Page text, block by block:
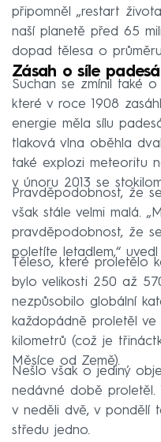
připomněl „restart
naší planetě před 65
dopad tělesa o
Zásah o síle
Suchan se zmínil také
které v roce 1908
energie měla sílu
tlaková vlna oběhla
také explozi meteoritu
v únoru 2013 se
Pravděpodobnost, že
však stále velmi malá.
pravděpodobnost, že
poletíte letadlem,“ uvedl
Těleso, které proletělo
bylo velikosti 250 až
nezpůsobilo globální
každopádně proletěl
kilometrů (což je
Měsíce od Země).
Nešlo však o jediný
nedávné době
v neděli dvě, v pondělí
středu jedno.